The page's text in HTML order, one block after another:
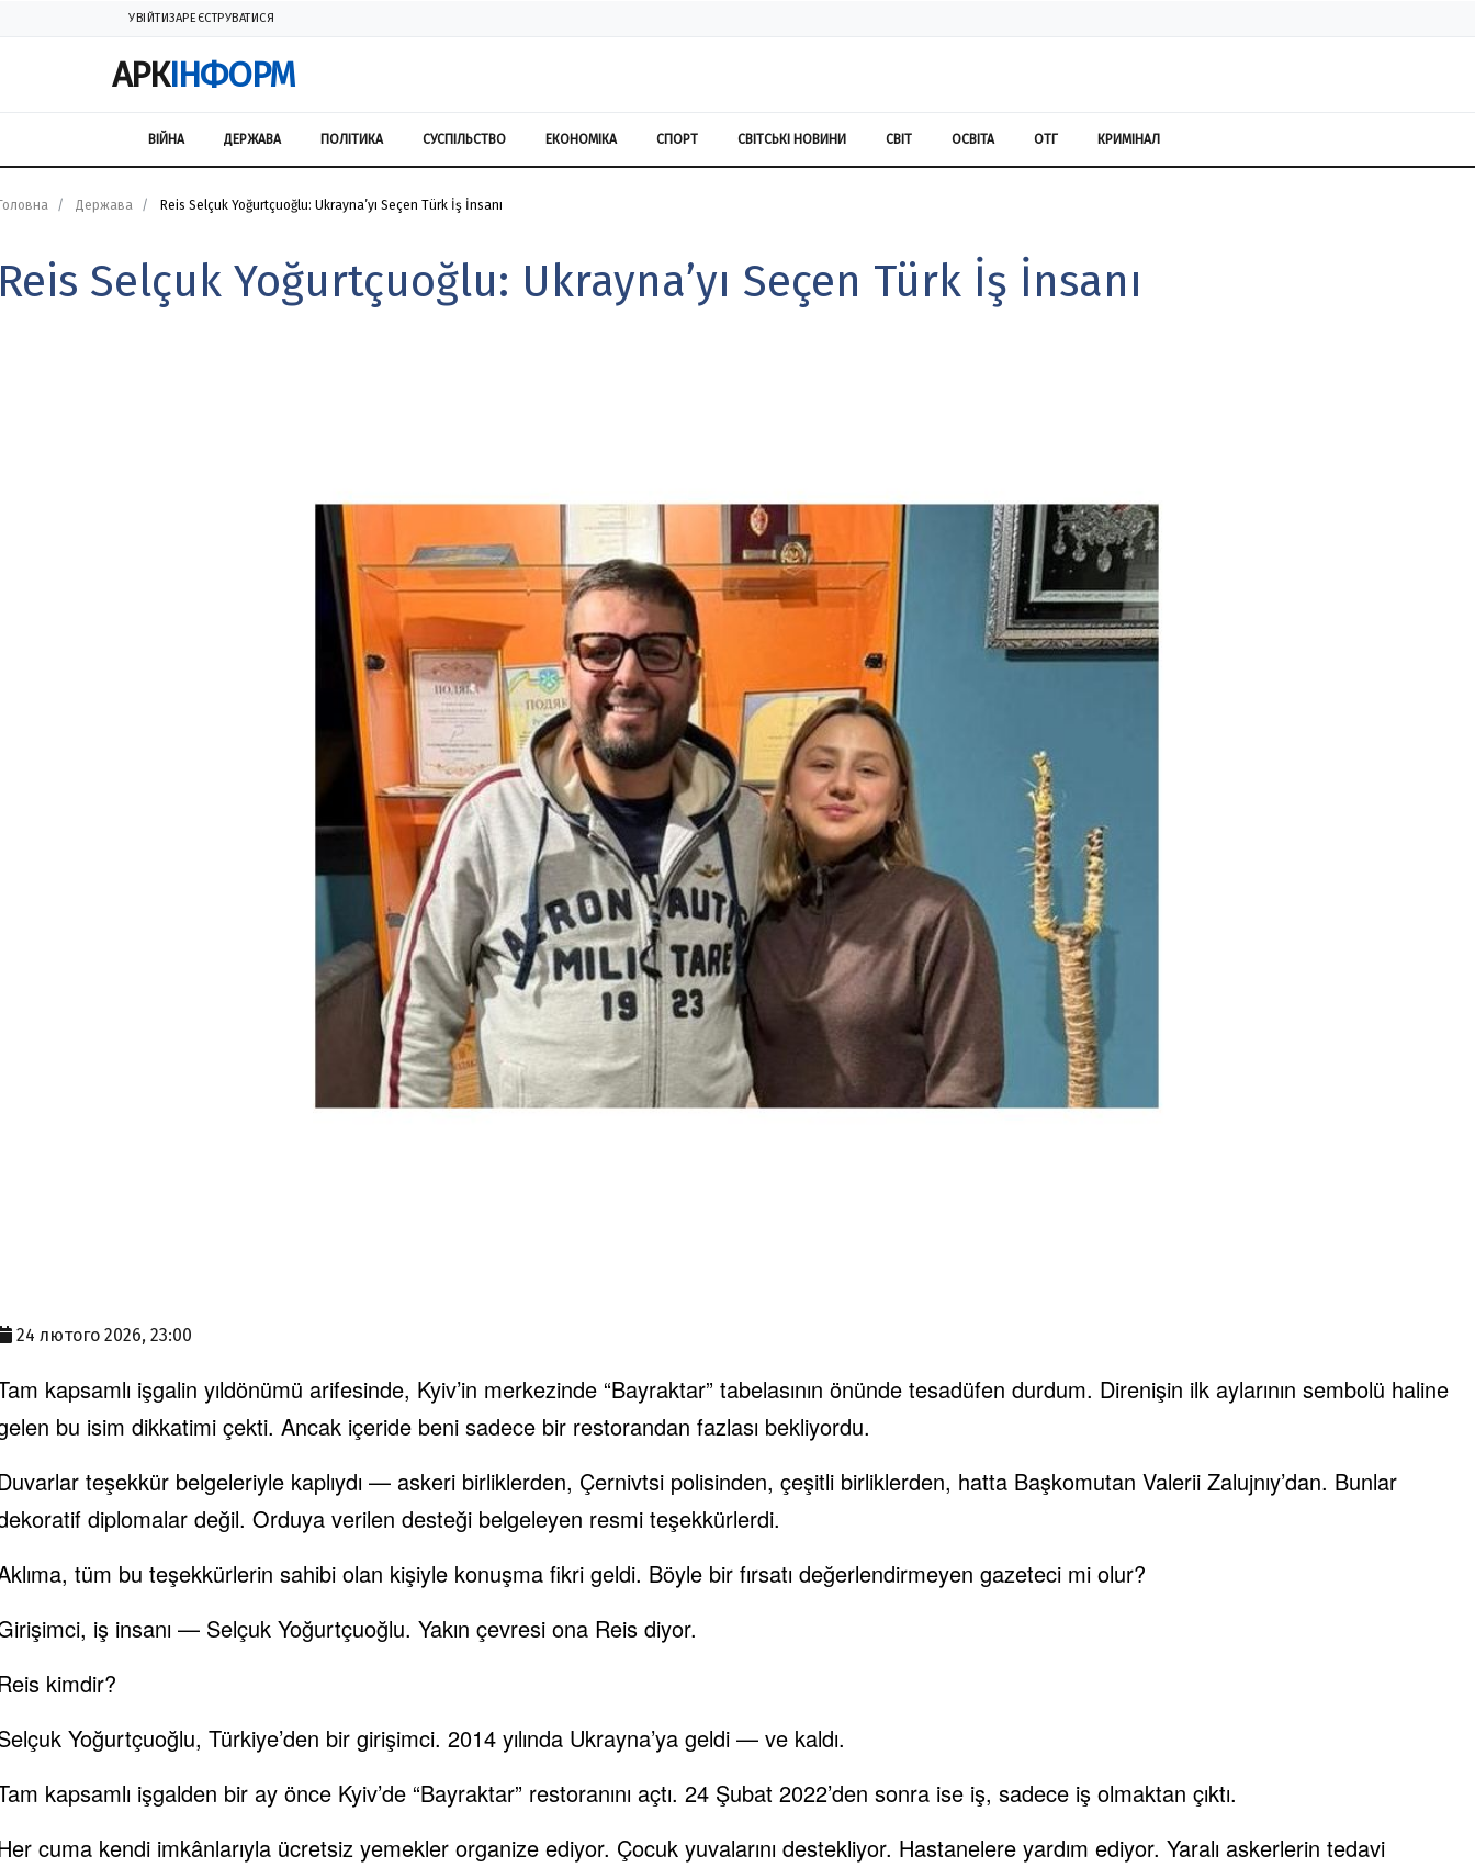
УВІЙТИЗАРЕЄСТРУВАТИСЯ
АРКІНФОРМ
ВІЙНА ДЕРЖАВА ПОЛІТИКА СУСПІЛЬСТВО ЕКОНОМІКА СПОРТ СВІТСЬКІ НОВИНИ СВІТ ОСВІТА ОТГ КРИМІНАЛ
Держава Reis Selçuk Yoğurtçuoğlu: Ukrayna’yı Seçen Türk İş İnsanı
Selçuk Yoğurtçuoğlu: Ukrayna’yı Seçen Türk İş İnsanı
24 лютого 2026, 23:00
kapsamlı işgalin yıldönümü arifesinde, Kyiv’in merkezinde “Bayraktar” tabelasının önünde tesadüfen durdum. Direnişin ilk aylarının sembolü haline
bu isim dikkatimi çekti. Ancak içeride beni sadece bir restorandan fazlası bekliyordu.
teşekkür belgeleriyle kaplıydı — askeri birliklerden, Çernivtsi polisinden, çeşitli birliklerden, hatta Başkomutan Valerii Zalujnıy’dan. Bunlar
diplomalar değil. Orduya verilen desteği belgeleyen resmi teşekkürlerdi.
tüm bu teşekkürlerin sahibi olan kişiyle konuşma fikri geldi. Böyle bir fırsatı değerlendirmeyen gazeteci mi olur?
iş insanı — Selçuk Yoğurtçuoğlu. Yakın çevresi ona Reis diyor.
kimdir?
Yoğurtçuoğlu, Türkiye’den bir girişimci. 2014 yılında Ukrayna’ya geldi — ve kaldı.
kapsamlı işgalden bir ay önce Kyiv’de “Bayraktar” restoranını açtı. 24 Şubat 2022’den sonra ise iş, sadece iş olmaktan çıktı.
cuma kendi imkânlarıyla ücretsiz yemekler organize ediyor. Çocuk yuvalarını destekliyor. Hastanelere yardım ediyor. Yaralı askerlerin tedavi